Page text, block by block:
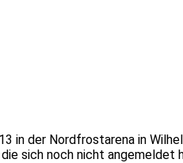
in der Nordfrostarena in
sich noch nicht angemeldet